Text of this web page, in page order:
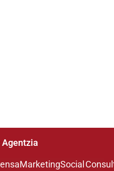
MarketingSocial